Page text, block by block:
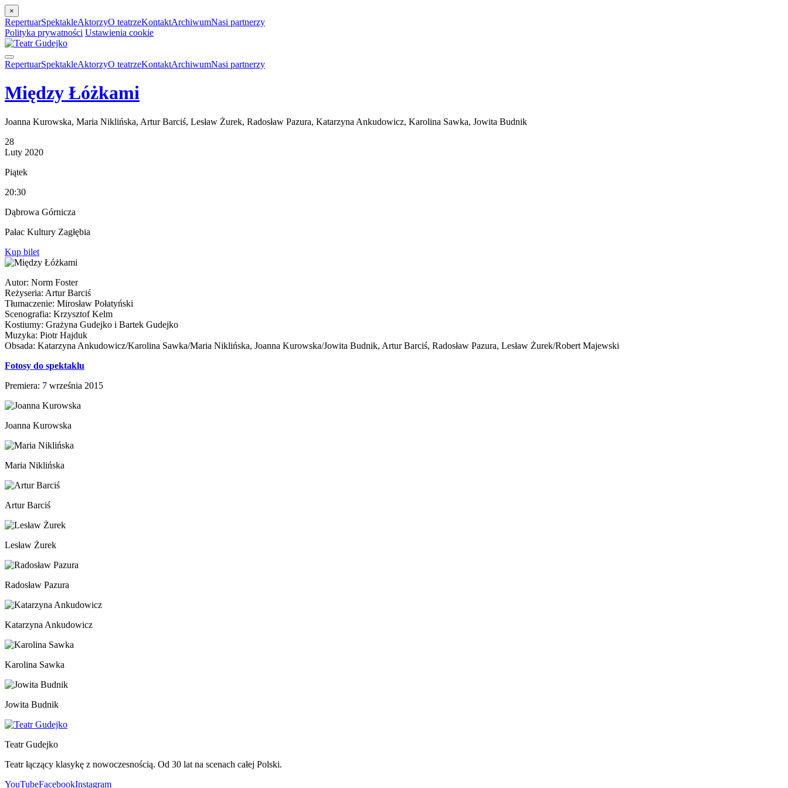
×
RepertuarSpektakleAktorzyO teatrzeKontaktArchiwumNasi partnerzy
Polityka prywatności Ustawienia cookie
RepertuarSpektakleAktorzyO teatrzeKontaktArchiwumNasi partnerzy
Między Łóżkami
Joanna Kurowska, Maria Niklińska, Artur Barciś, Lesław Żurek, Radosław Pazura, Katarzyna Ankudowicz, Karolina Sawka, Jowita Budnik
28
Luty 2020
Piątek
20:30
Dąbrowa Górnicza
Pałac Kultury Zagłębia
Kup bilet
Autor: Norm Foster
Reżyseria: Artur Barciś
Tłumaczenie: Mirosław Połatyński
Scenografia: Krzysztof Kelm
Kostiumy: Grażyna Gudejko i Bartek Gudejko
Muzyka: Piotr Hajduk
Obsada: Katarzyna Ankudowicz/Karolina Sawka/Maria Niklińska, Joanna Kurowska/Jowita Budnik, Artur Barciś, Radosław Pazura, Lesław Żurek/Robert Majewski
Fotosy do spektaklu
Premiera: 7 września 2015
Joanna Kurowska
Maria Niklińska
Artur Barciś
Lesław Żurek
Radosław Pazura
Katarzyna Ankudowicz
Karolina Sawka
Jowita Budnik
Teatr Gudejko
Teatr łączący klasykę z nowoczesnością. Od 30 lat na scenach całej Polski.
YouTubeFacebookInstagram